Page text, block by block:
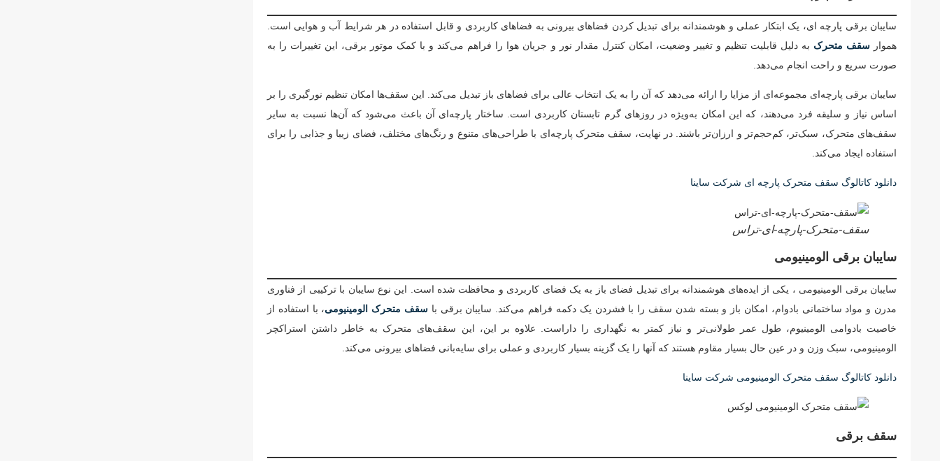
سایبان برقی پارچه ای، یک ابتکار عملی و هوشمندانه برای تبدیل کردن فضاهای بیرونی به فضاهای کاربردی و قابل استفاده در هر شرایط آب و هوایی است.
هموارسقف متحرک به دلیل قابلیت تنظیم و تغییر وضعیت، امکان کنترل مقدار نور و جریان هوا را فراهم می‌کند و با کمک موتور برقی، این تغییرات را به
صورت سریع و راحت انجام می‌دهد.
سایبان برقی پارچه‌ای مجموعه‌ای از مزایا را ارائه می‌دهد که آن را به یک انتخاب عالی برای فضاهای باز تبدیل می‌کند. این سقف‌ها امکان تنظیم نورگیری را بر
اساس نیاز و سلیقه فرد می‌دهند، که این امکان به‌ویژه در روزهای گرم تابستان کاربردی است. ساختار پارچه‌ای آن باعث می‌شود که آن‌ها نسبت به سایر
سقف‌های متحرک، سبک‌تر، کم‌حجم‌تر و ارزان‌تر باشند. در نهایت، سقف متحرک پارچه‌ای با طراحی‌های متنوع و رنگ‌های مختلف، فضای زیبا و جذابی را برای
استفاده ایجاد می‌کند.
دانلود کاتالوگ سقف متحرک پارچه ای شرکت ساینا
سقف-متحرک-پارچه-ای-تراس
سایبان برقی الومینیومی
سایبان برقی الومینیومی ، یکی از ایده‌های هوشمندانه برای تبدیل فضای باز به یک فضای کاربردی و محافظت شده است. این نوع سایبان با ترکیبی از فناوری
مدرن و مواد ساختمانی بادوام، امکان باز و بسته شدن سقف را با فشردن یک دکمه فراهم می‌کند. سایبان برقی با سقف متحرک الومینیومی، با استفاده از
خاصیت بادوامی الومینیوم، طول عمر طولانی‌تر و نیاز کمتر به نگهداری را داراست. علاوه بر این، این سقف‌های متحرک به خاطر داشتن استراکچر
الومینیومی، سبک وزن و در عین حال بسیار مقاوم هستند که آنها را یک گزینه بسیار کاربردی و عملی برای سایه‌بانی فضاهای بیرونی می‌کند.
دانلود کاتالوگ سقف متحرک الومینیومی شرکت ساینا
سقف برقی